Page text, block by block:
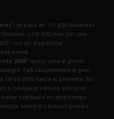
se basa en: (1) $25/línea/mes
y (2) $25/mes por una
con un dispositivo
nueva.
2009" aplica solo al precio
Talk (actualmente el plan
10/16/2009 hasta el presente. No
o cualquier servicio adicional
cambiado en este tiempo.
sobre los futuros precios